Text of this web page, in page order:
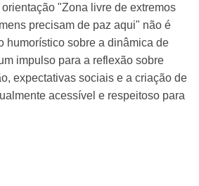
"Zona livre de extremos
precisam de paz aqui" não é
humorístico sobre a dinâmica de
impulso para a reflexão sobre
expectativas sociais e a criação de
acessível e respeitoso para